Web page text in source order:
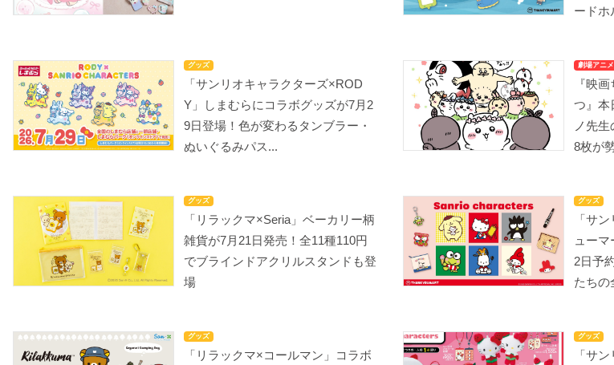
ードホ
グッズ
「サンリオキャラクターズ×ROD
Y」しまむらにコラボグッズが7月2
9日登場！色が変わるタンブラー・
ぬいぐるみパス...
劇場アニメ
『映
つ』本
ノ先
8枚が
グッズ
「リラックマ×Seria」ベーカリー柄
雑貨が7月21日発売！全11種110円
でブラインドアクリルスタンドも登
場
グッズ
「サ
ュー
2日予
たちの
グッズ
「リラックマ×コールマン」コラボ
グッズ
「サ